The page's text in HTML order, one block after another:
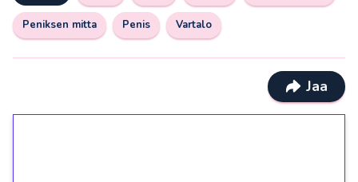
Peniksen mitta Penis Vartalo
Jaa